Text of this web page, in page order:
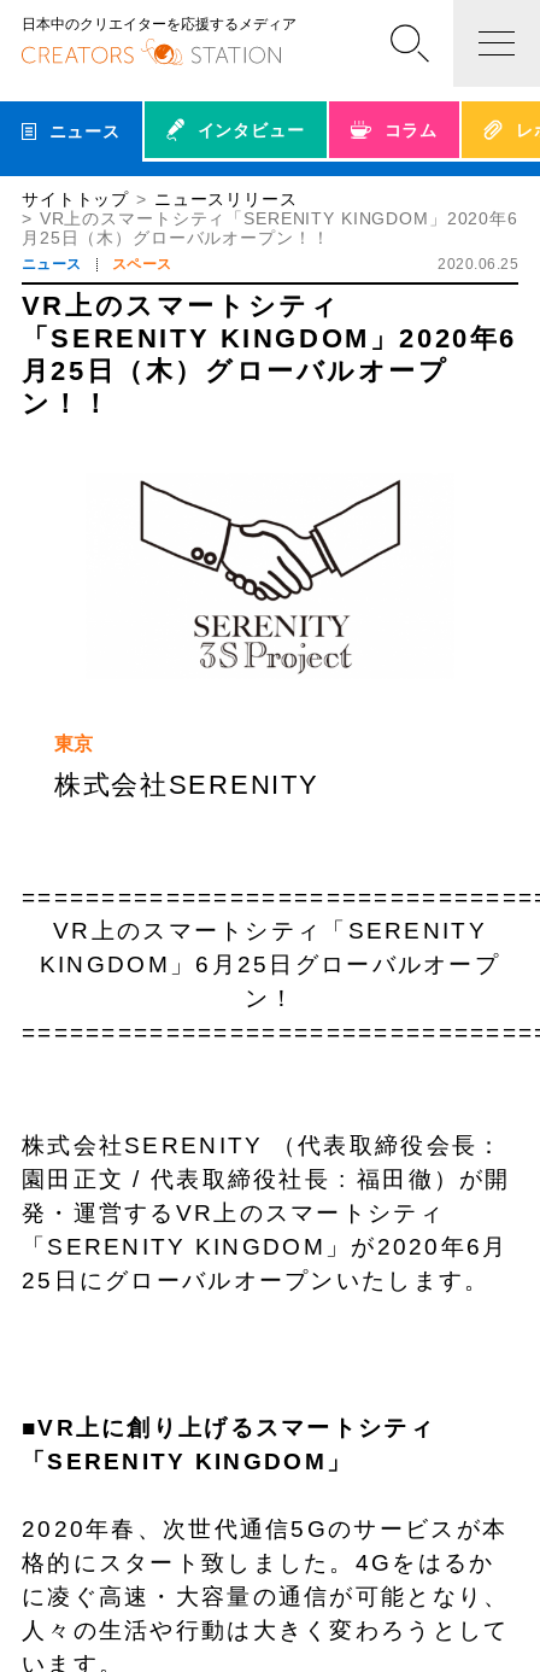
日本中のクリエイターを応援するメディア
ニュース インタビュー コラム レ
サイトトップ
ニュースリリース
VR上のスマートシティ「SERENITY KINGDOM」2020年6
月25日（木）グローバルオープン！！
ニュース スペース 2020.06.25
VR上のスマートシティ
「SERENITY KINGDOM」2020年6
月25日（木）グローバルオープ
ン！！
東京
株式会社SERENITY
VR上のスマートシティ「SERENITY
KINGDOM」6月25日グローバルオープ
ン！
株式会社SERENITY （代表取締役会長：
園田正文 / 代表取締役社長 : 福田徹）が開
発・運営するVR上のスマートシティ
「SERENITY KINGDOM」が2020年6月
25日にグローバルオープンいたします。
■VR上に創り上げるスマートシティ
「SERENITY KINGDOM」
2020年春、次世代通信5Gのサービスが本
格的にスタート致しました。4Gをはるか
に凌ぐ高速・大容量の通信が可能となり、
人々の生活や行動は大きく変わろうとして
います。